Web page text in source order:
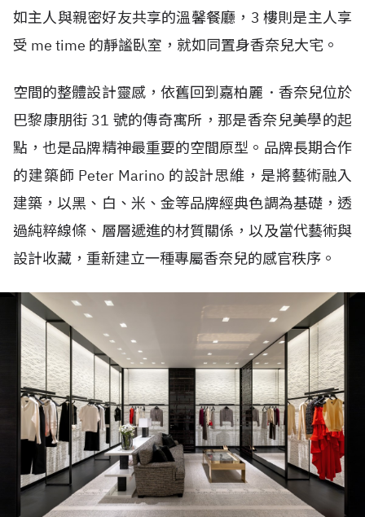
如主人與親密好友共享的溫馨餐廳，3 樓則是主人享
受 me time 的靜謐臥室，就如同置身香奈兒大宅。
空間的整體設計靈感，依舊回到嘉柏麗．香奈兒位於
巴黎康朋街 31 號的傳奇寓所，那是香奈兒美學的起
點，也是品牌精神最重要的空間原型。品牌長期合作
的建築師 Peter Marino 的設計思維，是將藝術融入
建築，以黑、白、米、金等品牌經典色調為基礎，透
過純粹線條、層層遞進的材質關係，以及當代藝術與
設計收藏，重新建立一種專屬香奈兒的感官秩序。